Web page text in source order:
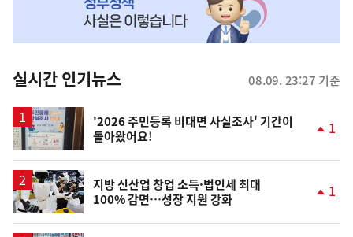
뉴
스
실시간 인기뉴스 08.09. 23:27 기준
'2026 주민등록 비대면 사실조사' 기간이
돌아왔어요!
1
지방 신산업 창업 소득·법인세 최대
100% 감면…성장 지원 강화
1